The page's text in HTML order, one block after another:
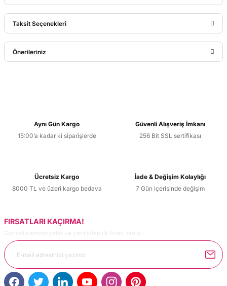
Bu ürüne ilk yorumu siz yapın!
Taksit Seçenekleri
Önerileriniz
Ürün resmi kalitesiz, bozuk veya görüntülenemiyor.
Ürün fiyatı diğer sitelerden daha pahalı.
Bu ürüne benzer farklı alternatifler olmalı.
Aynı Gün Kargo
15:00’a kadar ki siparişlerde
Güvenli Alışveriş İmkanı
256 Bit SSL sertifikası
Ücretsiz Kargo
8000 TL ve üzeri kargo bedava
İade & Değişim Kolaylığı
7 Gün içerisinde değişim
FIRSATLARI KAÇIRMA!